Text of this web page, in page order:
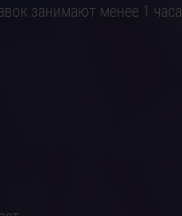
занимают менее 1 часа.